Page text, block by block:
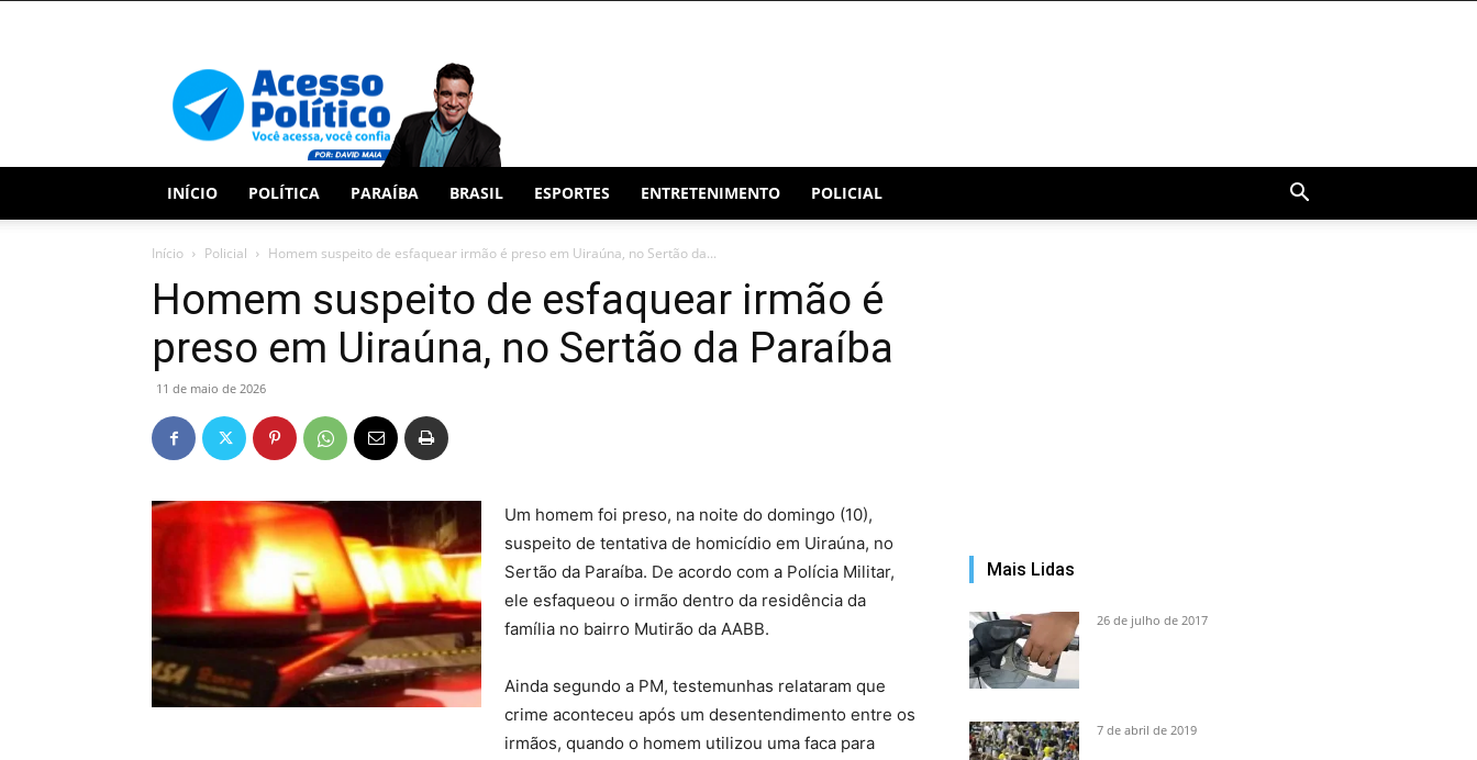
INÍCIO POLÍTICA PARAÍBA BRASIL ESPORTES ENTRETENIMENTO POLICIAL
Início Policial Homem suspeito de esfaquear irmão é preso em Uiraúna, no Sertão da...
Homem suspeito de esfaquear irmão é
preso em Uiraúna, no Sertão da Paraíba
11 de maio de 2026
Um homem foi preso, na noite do domingo (10),
suspeito de tentativa de homicídio em Uiraúna, no
Sertão da Paraíba. De acordo com a Polícia Militar,
ele esfaqueou o irmão dentro da residência da
família no bairro Mutirão da AABB.
Ainda segundo a PM, testemunhas relataram que
crime aconteceu após um desentendimento entre os
irmãos, quando o homem utilizou uma faca para
Mais Lidas
26 de julho de 2017
7 de abril de 2019